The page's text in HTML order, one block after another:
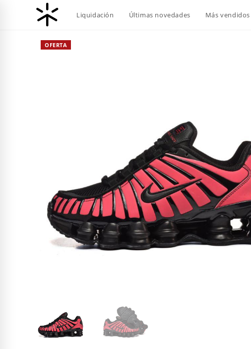
Liquidación Últimas novedades Más vendidos
OFERTA